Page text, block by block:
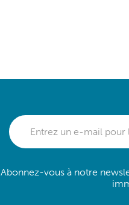
Abonnez-vous à notre